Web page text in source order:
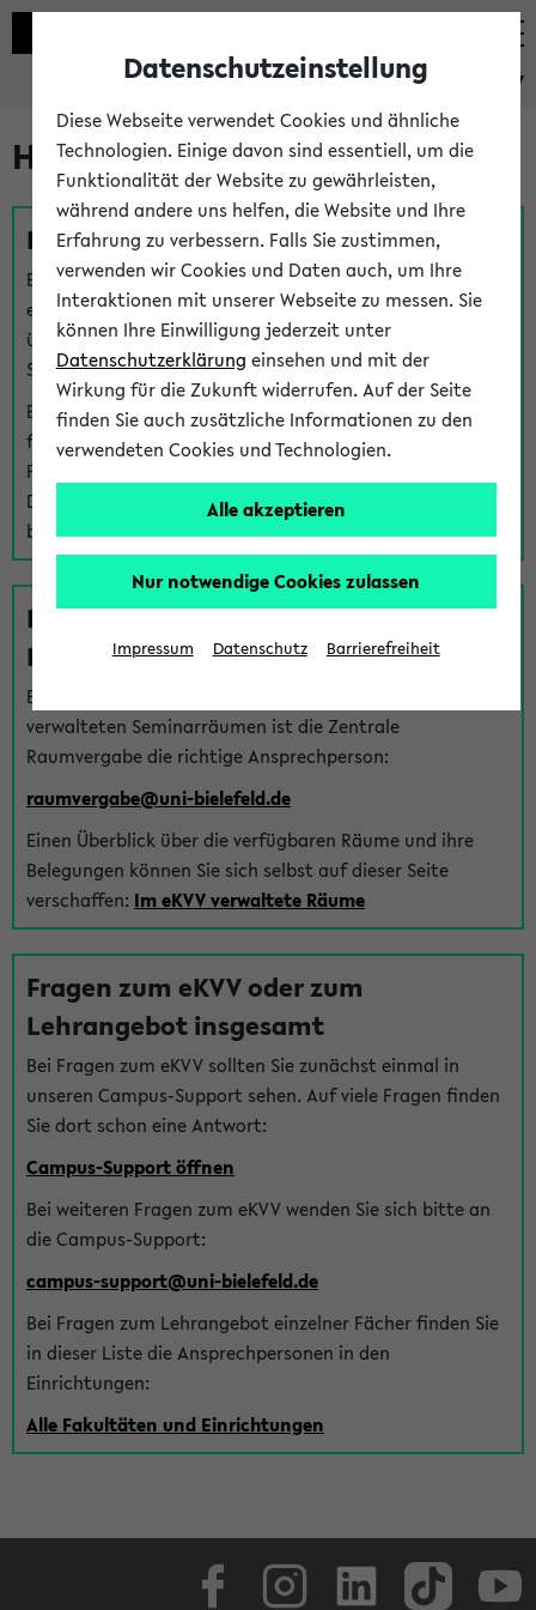
eKVV
Hilfe & Kontakt
Fragen zu einzelnen Veranstaltungen
Bei inhaltlichen und organisatorischen Fragen zu
einzelnen Veranstaltungen finden Sie Ansprechpersonen
über denFragen-Link bei jeder Veranstaltung. Der BIS
Support kann hier meist keine direkte Hilfe leisten.
Bei Veranstaltungen mit eKVV Teilnahmemanagement
finden Sie eine Auskunft über die Personen, die Ihre
Platzzuteilung im eKVV eingetragen haben, auf der
Detailseite zum Teilnahmemanagement der
betreffenden Veranstaltung.
Fragen zu im eKVV verwalteten
Räumen
Bei Fragen zur Vergabe von Hörsälen und vom eKVV
verwalteten Seminarräumen ist die Zentrale
Raumvergabe die richtige Ansprechperson:
raumvergabe@uni-bielefeld.de
Einen Überblick über die verfügbaren Räume und ihre
Belegungen können Sie sich selbst auf dieser Seite
verschaffen: Im eKVV verwaltete Räume
Fragen zum eKVV oder zum
Lehrangebot insgesamt
Bei Fragen zum eKVV sollten Sie zunächst einmal in
unseren Campus-Support sehen. Auf viele Fragen finden
Sie dort schon eine Antwort:
Campus-Support öffnen
Bei weiteren Fragen zum eKVV wenden Sie sich bitte an
die Campus-Support:
campus-support@uni-bielefeld.de
Bei Fragen zum Lehrangebot einzelner Fächer finden Sie
in dieser Liste die Ansprechpersonen in den
Einrichtungen:
Alle Fakultäten und Einrichtungen
Datenschutzeinstellung
Diese Webseite verwendet Cookies und ähnliche
Technologien. Einige davon sind essentiell, um die
Funktionalität der Website zu gewährleisten,
während andere uns helfen, die Website und Ihre
Erfahrung zu verbessern. Falls Sie zustimmen,
verwenden wir Cookies und Daten auch, um Ihre
Interaktionen mit unserer Webseite zu messen. Sie
können Ihre Einwilligung jederzeit unter
Datenschutzerklärung einsehen und mit der
Wirkung für die Zukunft widerrufen. Auf der Seite
finden Sie auch zusätzliche Informationen zu den
verwendeten Cookies und Technologien.
Alle akzeptieren
Nur notwendige Cookies zulassen
Impressum Datenschutz Barrierefreiheit